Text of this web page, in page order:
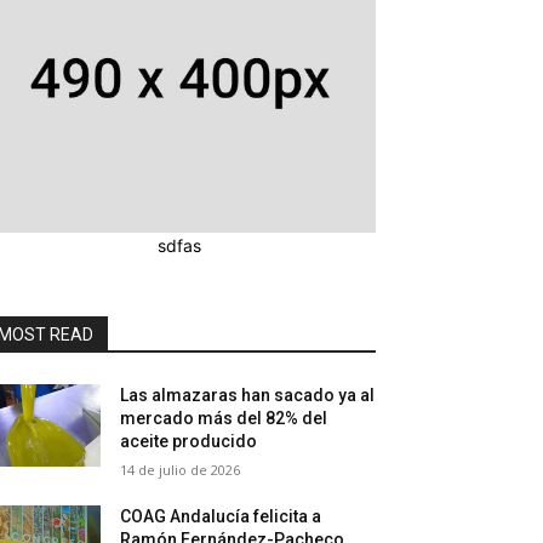
sdfas
READ
Las almazaras han sacado ya al
mercado más del 82% del
aceite producido
14 de julio de 2026
COAG Andalucía felicita a